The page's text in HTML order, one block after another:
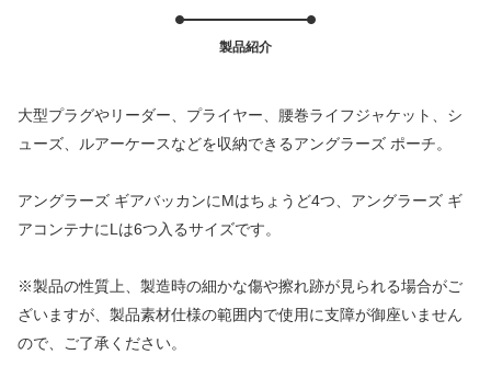
製品紹介
大型プラグやリーダー、プライヤー、腰巻ライフジャケット、シ
ューズ、ルアーケースなどを収納できるアングラーズ ポーチ。
アングラーズ ギアバッカンにMはちょうど4つ、アングラーズ ギ
アコンテナにLは6つ入るサイズです。
※製品の性質上、製造時の細かな傷や擦れ跡が見られる場合がご
ざいますが、製品素材仕様の範囲内で使用に支障が御座いません
ので、ご了承ください。